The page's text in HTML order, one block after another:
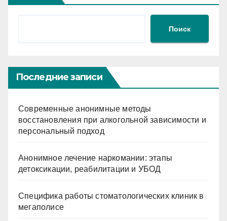
Поиск
Последние записи
Современные анонимные методы
восстановления при алкогольной зависимости и
персональный подход
Анонимное лечение наркомании: этапы
детоксикации, реабилитации и УБОД
Специфика работы стоматологических клиник в
мегаполисе